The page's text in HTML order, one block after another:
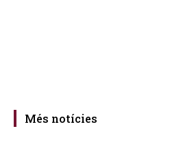
Més notícies